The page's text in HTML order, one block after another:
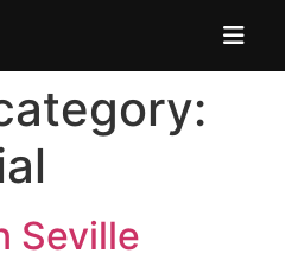
Seville